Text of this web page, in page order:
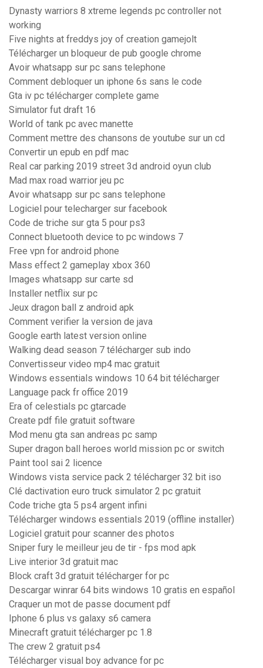
Dynasty warriors 8 xtreme legends pc controller not
working
Five nights at freddys joy of creation gamejolt
Télécharger un bloqueur de pub google chrome
Avoir whatsapp sur pc sans telephone
Comment debloquer un iphone 6s sans le code
Gta iv pc télécharger complete game
Simulator fut draft 16
World of tank pc avec manette
Comment mettre des chansons de youtube sur un cd
Convertir un epub en pdf mac
Real car parking 2019 street 3d android oyun club
Mad max road warrior jeu pc
Avoir whatsapp sur pc sans telephone
Logiciel pour telecharger sur facebook
Code de triche sur gta 5 pour ps3
Connect bluetooth device to pc windows 7
Free vpn for android phone
Mass effect 2 gameplay xbox 360
Images whatsapp sur carte sd
Installer netflix sur pc
Jeux dragon ball z android apk
Comment verifier la version de java
Google earth latest version online
Walking dead season 7 télécharger sub indo
Convertisseur video mp4 mac gratuit
Windows essentials windows 10 64 bit télécharger
Language pack fr office 2019
Era of celestials pc gtarcade
Create pdf file gratuit software
Mod menu gta san andreas pc samp
Super dragon ball heroes world mission pc or switch
Paint tool sai 2 licence
Windows vista service pack 2 télécharger 32 bit iso
Clé dactivation euro truck simulator 2 pc gratuit
Code triche gta 5 ps4 argent infini
Télécharger windows essentials 2019 (offline installer)
Logiciel gratuit pour scanner des photos
Sniper fury le meilleur jeu de tir - fps mod apk
Live interior 3d gratuit mac
Block craft 3d gratuit télécharger for pc
Descargar winrar 64 bits windows 10 gratis en español
Craquer un mot de passe document pdf
Iphone 6 plus vs galaxy s6 camera
Minecraft gratuit télécharger pc 1.8
The crew 2 gratuit ps4
Télécharger visual boy advance for pc